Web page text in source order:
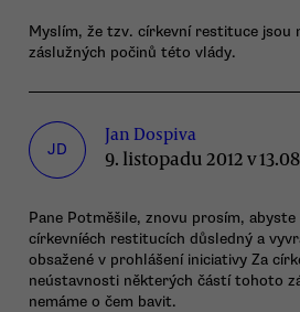
Myslím, že tzv. církevní restituce jsou
záslužných počinů této vlády.
JD
Jan Dospiva
9. listopadu 2012 v 13.08
Pane Potměšile, znovu prosím,
církevníéch restitucích důsledný a
obsažené v prohlášení iniciativy Za
neústavnosti některých částí tohoto
nemáme o čem bavit.